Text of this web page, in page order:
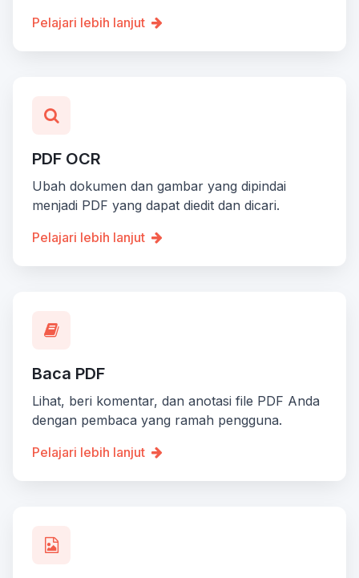
Pelajari lebih lanjut
PDF OCR
Ubah dokumen dan gambar yang dipindai
menjadi PDF yang dapat diedit dan dicari.
Pelajari lebih lanjut
Baca PDF
Lihat, beri komentar, dan anotasi file PDF Anda
dengan pembaca yang ramah pengguna.
Pelajari lebih lanjut